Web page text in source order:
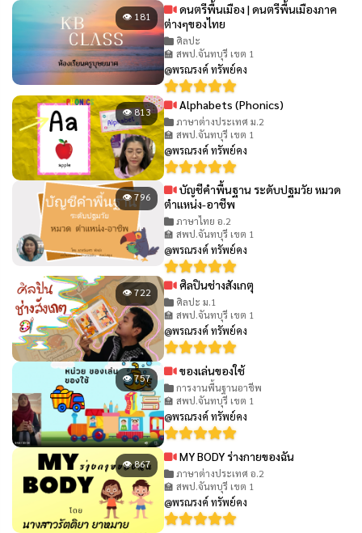
👁 181
ดนตรีพื้นเมือง | ดนตรีพื้นเมืองภาค
ต่างๆของไทย
ศิลปะ
🏫 สพป.จันทบุรี เขต 1
@พรณรงค์ ทรัพย์คง
👁 813 Alphabets (Phonics)
ภาษาต่างประเทศ ม.2
🏫 สพป.จันทบุรี เขต 1
@พรณรงค์ ทรัพย์คง
👁 796
บัญชีคำพื้นฐาน ระดับปฐมวัย หมวด
ตำแหน่ง-อาชีพ
ภาษาไทย อ.2
🏫 สพป.จันทบุรี เขต 1
@พรณรงค์ ทรัพย์คง
👁 722 ศิลปินช่างสังเกตุ
ศิลปะ ม.1
🏫 สพป.จันทบุรี เขต 1
@พรณรงค์ ทรัพย์คง
👁 757 ของเล่นของใช้
การงานพื้นฐานอาชีพ
🏫 สพป.จันทบุรี เขต 1
@พรณรงค์ ทรัพย์คง
👁 867 MY BODY ร่างกายของฉัน
ภาษาต่างประเทศ อ.2
🏫 สพป.จันทบุรี เขต 1
@พรณรงค์ ทรัพย์คง